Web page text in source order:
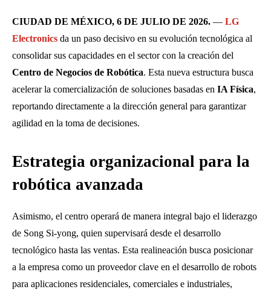
CIUDAD DE MÉXICO, 6 DE JULIO DE 2026. — LG
Electronics da un paso decisivo en su evolución tecnológica al
consolidar sus capacidades en el sector con la creación del
Centro de Negocios de Robótica. Esta nueva estructura busca
acelerar la comercialización de soluciones basadas en IA Física,
reportando directamente a la dirección general para garantizar
agilidad en la toma de decisiones.
Estrategia organizacional para la
robótica avanzada
Asimismo, el centro operará de manera integral bajo el liderazgo
de Song Si-yong, quien supervisará desde el desarrollo
tecnológico hasta las ventas. Esta realineación busca posicionar
a la empresa como un proveedor clave en el desarrollo de robots
para aplicaciones residenciales, comerciales e industriales,